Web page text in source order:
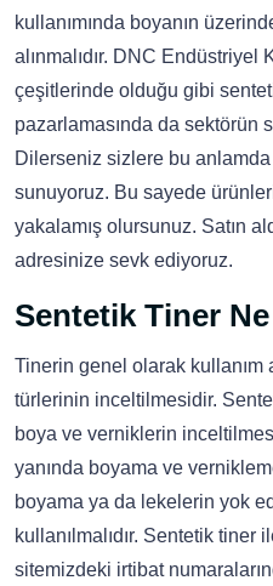
kullanımında boyanın
alınmalıdır. DNC Endüstriyel
çeşitlerinde olduğu gibi
pazarlamasında da sektörün
Dilerseniz sizlere bu
sunuyoruz. Bu sayede
yakalamış olursunuz. Satın
adresinize sevk ediyoruz.
Sentetik Tiner
Tinerin genel olarak kullanım
türlerinin inceltilmesidir.
boya ve verniklerin
yanında boyama ve
boyama ya da lekelerin yok
kullanılmalıdır. Sentetik
sitemizdeki irtibat